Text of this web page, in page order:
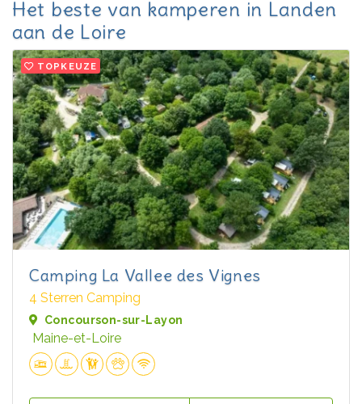
Het beste van kamperen in Landen
aan de Loire
TOPKEUZE
Camping La Vallee des Vignes
4 Sterren Camping
Concourson-sur-Layon
Maine-et-Loire